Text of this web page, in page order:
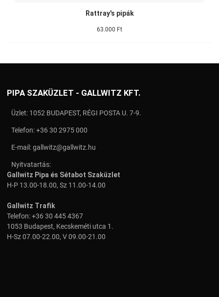
Rattray's pipák
63.000 Ft
PIPA SZAKÜZLET - GALLWITZ KFT.
Üzlet: 1052 BUDAPEST, RÉGI POSTA U. 7-9.
Telefon:+36 30 2975 000
E-mail:gallwitz@gallwitz.hu
Nyitvatartás:
Gallwitz Pipa és Sétabot Szaküzlet
H-P 13.00-18.00, Sz 11.00-14.00
Gallwitz Trafik
Telefon:+36 30 445 4367
1053 Budapest, Kecskeméti utca 1.
H-Sz 07.00-22.00, V 09.00-21.00